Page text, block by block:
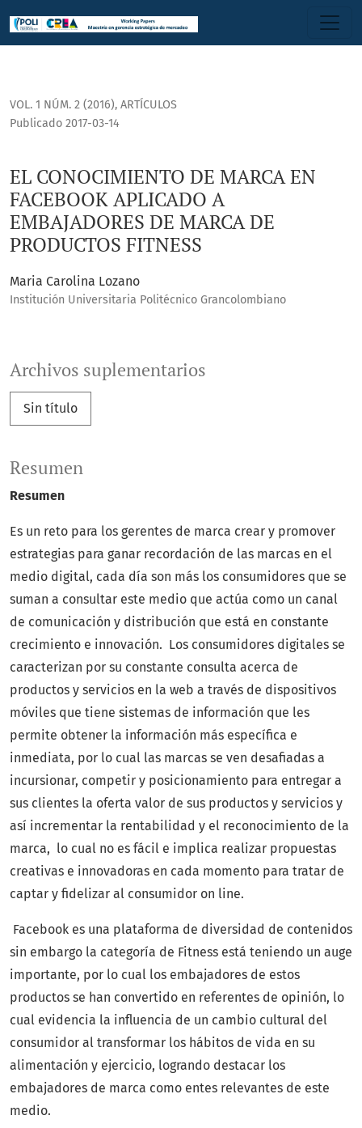
VOL. 1 NÚM. 2 (2016), ARTÍCULOS
EL CONOCIMIENTO DE MARCA EN
FACEBOOK APLICADO A
EMBAJADORES DE MARCA DE
PRODUCTOS FITNESS
Publicado 2017-03-14
Maria Carolina Lozano
Institución Universitaria Politécnico Grancolombiano
Archivos suplementarios
Sin título
Resumen
Resumen
Es un reto para los gerentes de marca crear y promover
estrategias para ganar recordación de las marcas en el
medio digital, cada día son más los consumidores que se
suman a consultar este medio que actúa como un canal
de comunicación y distribución que está en constante
crecimiento e innovación. Los consumidores digitales se
caracterizan por su constante consulta acerca de
productos y servicios en la web a través de dispositivos
móviles que tiene sistemas de información que les
permite obtener la información más específica e
inmediata, por lo cual las marcas se ven desafiadas a
incursionar, competir y posicionamiento para entregar a
sus clientes la oferta valor de sus productos y servicios y
así incrementar la rentabilidad y el reconocimiento de la
marca, lo cual no es fácil e implica realizar propuestas
creativas e innovadoras en cada momento para tratar de
captar y fidelizar al consumidor on line.
Facebook es una plataforma de diversidad de contenidos
sin embargo la categoría de Fitness está teniendo un auge
importante, por lo cual los embajadores de estos
productos se han convertido en referentes de opinión, lo
cual evidencia la influencia de un cambio cultural del
consumidor al transformar los hábitos de vida en su
alimentación y ejercicio, logrando destacar los
embajadores de marca como entes relevantes de este
medio.